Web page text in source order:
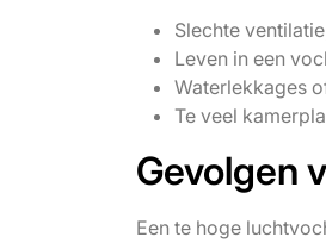
Slechte
Leven in een
Waterlekkages
Te veel
Gevolgen
Een te hoge